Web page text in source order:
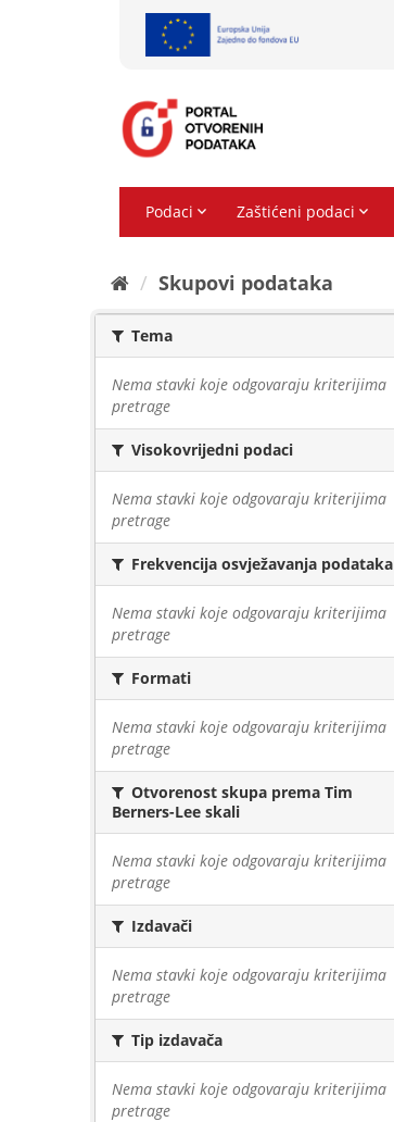
Skupovi podаtаkа
Tema
Nema stavki koje odgovaraju kriterijima
pretrage
Visokovrijedni podaci
Nema stavki koje odgovaraju kriterijima
pretrage
Frekvencija osvježavanja podataka
Nema stavki koje odgovaraju kriterijima
pretrage
Formati
Nema stavki koje odgovaraju kriterijima
pretrage
Otvorenost skupa prema Tim
Berners-Lee skali
Nema stavki koje odgovaraju kriterijima
pretrage
Izdavači
Nema stavki koje odgovaraju kriterijima
pretrage
Tip izdavača
Nema stavki koje odgovaraju kriterijima
pretrage